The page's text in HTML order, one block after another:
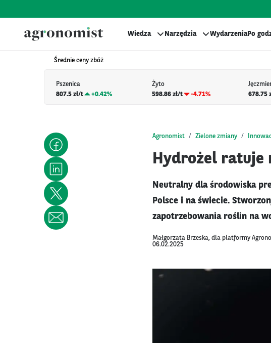
Wiedza Narzędzia WydarzeniaPo
Średnie ceny zbóż
Pszenica
807.5 zł/t
+0.42%
Żyto
598.86 zł/t
-4.71%
678.75
Agronomist Zielone zmiany
Hydrożel ratuje
Neutralny dla środowiska
Polsce i na świecie.
zapotrzebowania roślin na
Małgorzata Brzeska, dla platformy
06.02.2025